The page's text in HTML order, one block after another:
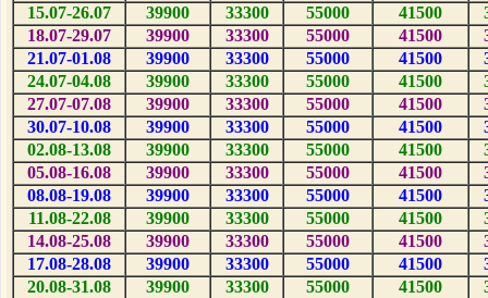
15.07-26.07
39900 33300 55000 41500
18.07-29.07
39900 33300 55000 41500
21.07-01.08
39900 33300 55000 41500
24.07-04.08
39900 33300 55000 41500
27.07-07.08
39900 33300 55000 41500
30.07-10.08
39900 33300 55000 41500
02.08-13.08
39900 33300 55000 41500
05.08-16.08
39900 33300 55000 41500
08.08-19.08
39900 33300 55000 41500
11.08-22.08
39900 33300 55000 41500
14.08-25.08
39900 33300 55000 41500
17.08-28.08
39900 33300 55000 41500
20.08-31.08
39900 33300 55000 41500